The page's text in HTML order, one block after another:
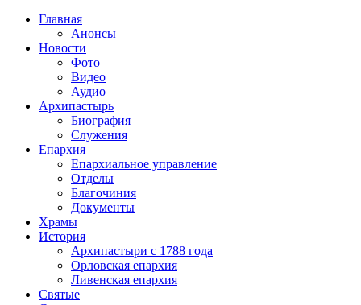
Главная
Анонсы
Новости
Фото
Видео
Аудио
Архипастырь
Биография
Служения
Епархия
Епархиальное управление
Отделы
Благочиния
Документы
Храмы
История
Архипастыри с 1788 года
Орловская епархия
Ливенская епархия
Святые